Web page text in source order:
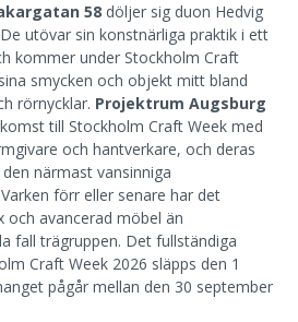
58 döljer sig duon Hedvig
utövar sin konstnärliga praktik i ett
kommer under Stockholm Craft
smycken och objekt mitt bland
rörnycklar. Projektrum Augsburg
till Stockholm Craft Week med
och hantverkare, och deras
närmast vansinniga
förr eller senare har det
och avancerad möbel än
fall trägruppen. Det fullständiga
Craft Week 2026 släpps den 1
pågår mellan den 30 september